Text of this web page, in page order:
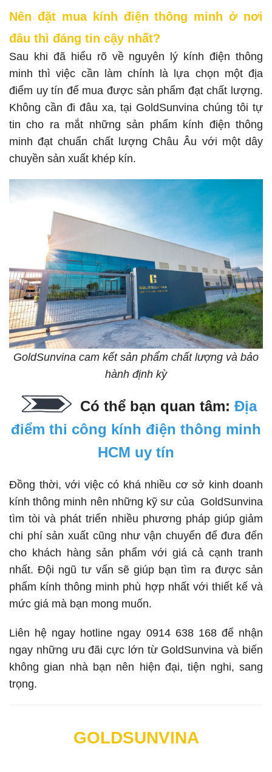
Nên đặt mua kính điện thông minh ở nơi
đâu thì đáng tin cậy nhất?
Sau khi đã hiểu rõ về nguyên lý kính điện thông
minh thì việc cần làm chính là lựa chọn một địa
điểm uy tín để mua được sản phẩm đạt chất lượng.
Không cần đi đâu xa, tại GoldSunvina chúng tôi tự
tin cho ra mắt những sản phẩm kính điện thông
minh đạt chuẩn chất lượng Châu Âu với một dây
chuyền sản xuất khép kín.
GoldSunvina cam kết sản phẩm chất lượng và bảo
hành định kỳ
Có thể bạn quan tâm: Địa
điểm thi công kính điện thông minh
HCM uy tín
Đồng thời, với việc có khá nhiều cơ sở kinh doanh
kính thông minh nên những kỹ sư của GoldSunvina
tìm tòi và phát triển nhiều phương pháp giúp giảm
chi phí sản xuất cũng như vận chuyển để đưa đến
cho khách hàng sản phẩm với giá cả cạnh tranh
nhất. Đội ngũ tư vấn sẽ giúp bạn tìm ra được sản
phẩm kính thông minh phù hợp nhất với thiết kế và
mức giá mà bạn mong muốn.
Liên hệ ngay hotline ngay 0914 638 168 để nhận
ngay những ưu đãi cực lớn từ GoldSunvina và biến
không gian nhà bạn nên hiện đại, tiện nghi, sang
trọng.
GOLDSUNVINA